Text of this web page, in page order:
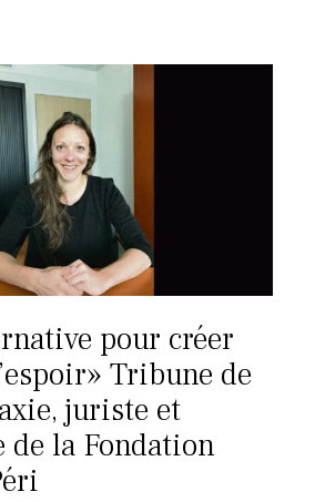
pour créer
Tribune de
juriste et
la Fondation